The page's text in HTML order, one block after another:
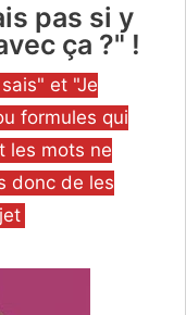
pas si y
ça ?" !
et "Je
formules qui
les mots ne
donc de les